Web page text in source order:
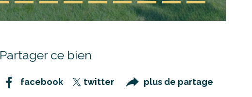
Partager ce bien
facebook twitter plus de partage